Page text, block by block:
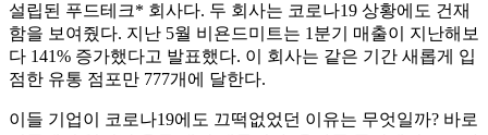
설립된 푸드테크* 회사다. 두 회사는 코로나19 상황에도 건재
함을 보여줬다. 지난 5월 비욘드미트는 1분기 매출이 지난해보
다 141% 증가했다고 발표했다. 이 회사는 같은 기간 새롭게 입
점한 유통 점포만 777개에 달한다.
이들 기업이 코로나19에도 끄떡없었던 이유는 무엇일까? 바로